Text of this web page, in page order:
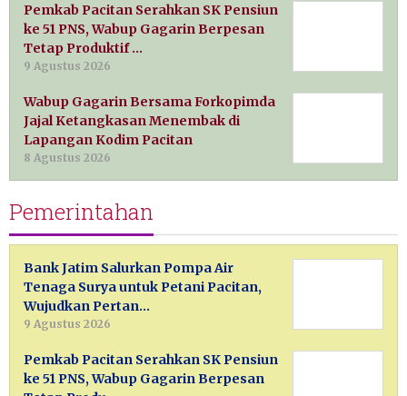
Pemkab Pacitan Serahkan SK Pensiun
ke 51 PNS, Wabup Gagarin Berpesan
Tetap Produktif …
9 Agustus 2026
Wabup Gagarin Bersama Forkopimda
Jajal Ketangkasan Menembak di
Lapangan Kodim Pacitan
8 Agustus 2026
Pemerintahan
Bank Jatim Salurkan Pompa Air
Tenaga Surya untuk Petani Pacitan,
Wujudkan Pertan…
9 Agustus 2026
Pemkab Pacitan Serahkan SK Pensiun
ke 51 PNS, Wabup Gagarin Berpesan